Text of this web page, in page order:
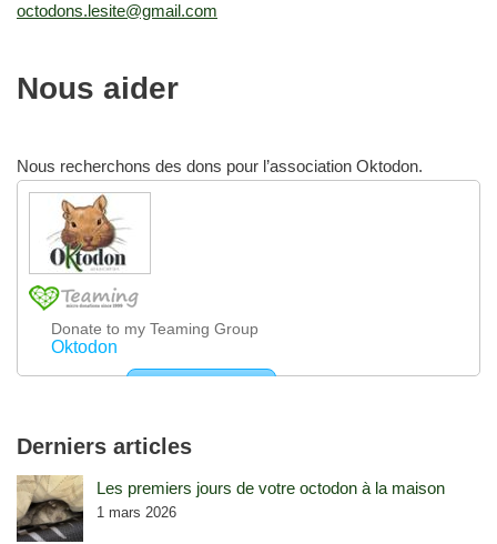
octodons.lesite@gmail.com
Nous aider
Nous recherchons des dons pour l’association Oktodon.
Derniers articles
Les premiers jours de votre octodon à la maison
1 mars 2026